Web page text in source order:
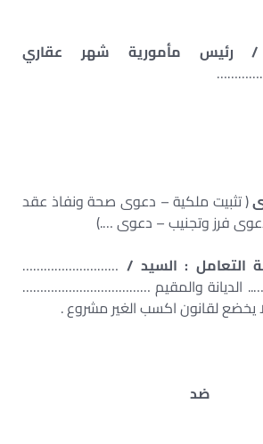
/ رئيس مأمورية شهر عقاري
( تثبيت ملكية – دعوى صحة ونفاذ عقد
فرز وتجنيب – دعوى ….)
التعامل : السيد /………………………
الديانة والمقيم ………………………………
لقانون اكسب الغير مشروع .
ضد